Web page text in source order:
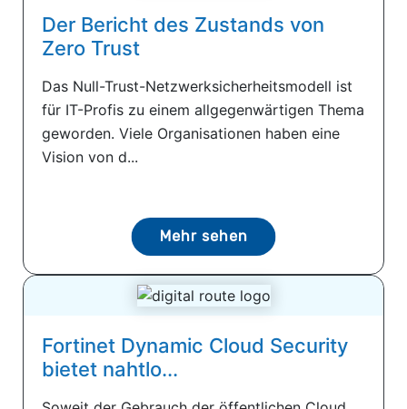
Der Bericht des Zustands von
Zero Trust
Das Null-Trust-Netzwerksicherheitsmodell ist
für IT-Profis zu einem allgegenwärtigen Thema
geworden. Viele Organisationen haben eine
Vision von d...
Mehr sehen
Fortinet Dynamic Cloud Security
bietet nahtlo...